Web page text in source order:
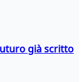
già scritto